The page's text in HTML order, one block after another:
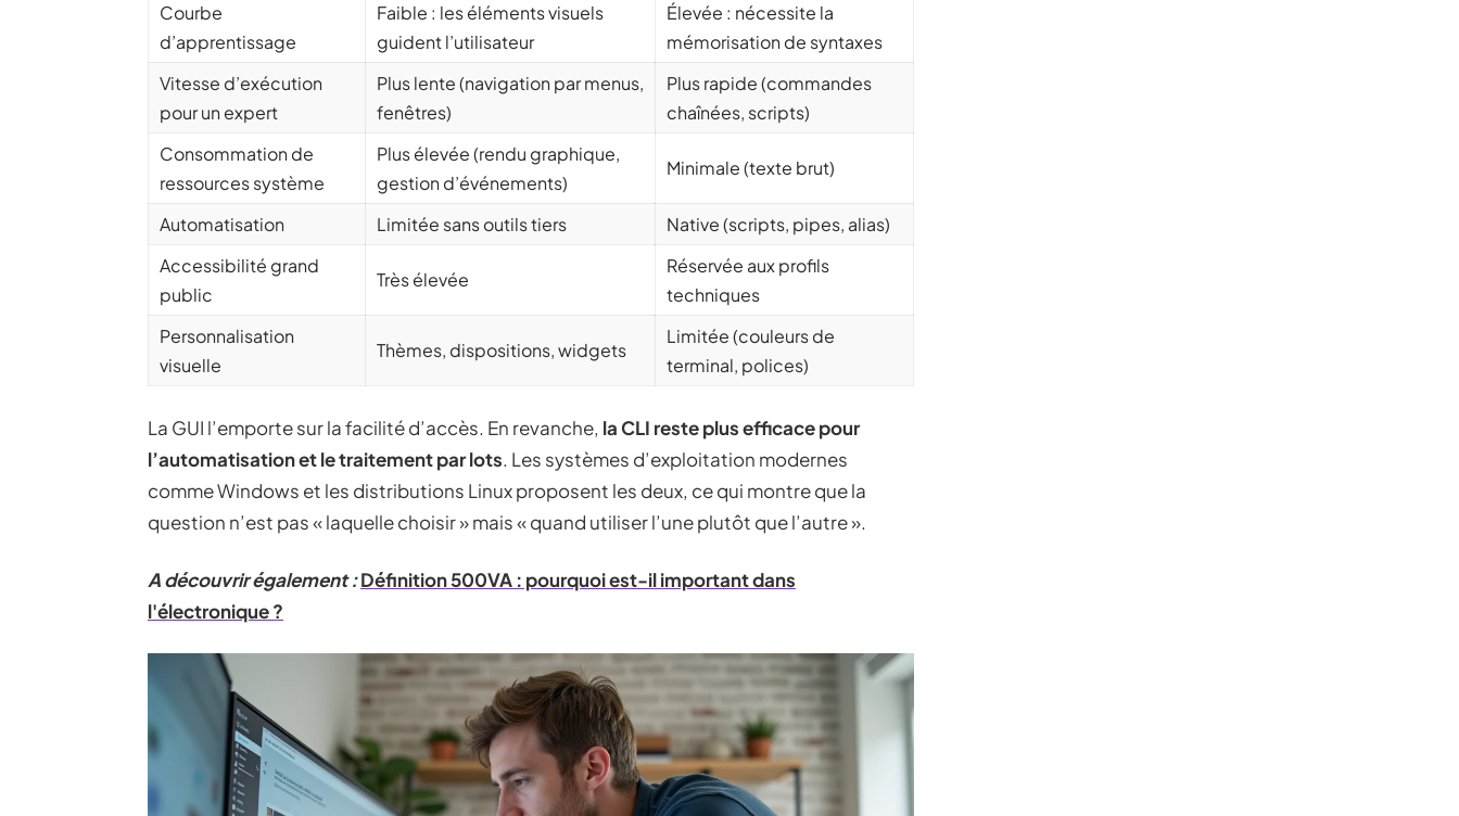
Courbe
d’apprentissage
Faible : les éléments visuels
guident l’utilisateur
Élevée : nécessite la
mémorisation de syntaxes
Vitesse d’exécution
pour un expert
Plus lente (navigation par menus,
fenêtres)
Plus rapide (commandes
chaînées, scripts)
Consommation de
ressources système
Plus élevée (rendu graphique,
gestion d’événements)
Minimale (texte brut)
Automatisation Limitée sans outils tiers
Native (scripts, pipes, alias)
Accessibilité grand
public
Très élevée
Réservée aux profils
techniques
Personnalisation
visuelle
Thèmes, dispositions, widgets
Limitée (couleurs de
terminal, polices)
La GUI l’emporte sur la facilité d’accès. En revanche, la CLI reste plus efficace pour
l’automatisation et le traitement par lots. Les systèmes d’exploitation modernes
comme Windows et les distributions Linux proposent les deux, ce qui montre que la
question n’est pas « laquelle choisir » mais « quand utiliser l’une plutôt que l’autre ».
A découvrir également :Définition 500VA : pourquoi est-il important dans
l'électronique ?